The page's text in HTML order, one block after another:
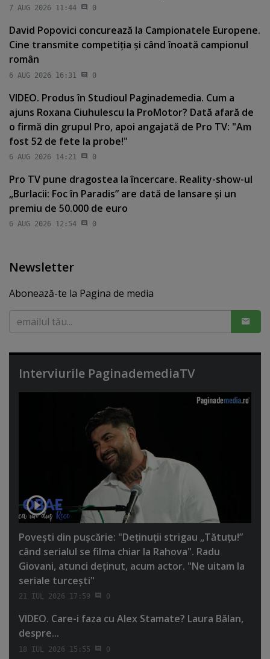
7 AUG 2026 11:44 0
David Popovici concurează la Campionatele Europene.
Cine transmite competiţia şi când înoată campionul
român
6 AUG 2026 16:31 0
VIDEO. Produs în Studioul Paginademedia. Cum a
ajuns Roxana Ciuhulescu la ProMotor? Dată afară de
o firmă din grupul Pro, apoi angajată de Pro TV: "Am
fost 52 de fete la probe!"
6 AUG 2026 14:21 0
Pro TV pune dragostea la încercare. Reality-show-ul
„Burlacii: Foc în Paradis” are dată de lansare şi un
premiu de 50.000 de euro
6 AUG 2026 12:54 0
Newsletter
Abonează-te la Pagina de media
Interviurile PaginademediaTV
Poveşti din puşcărie: "Deţinuţii strigau „Tătuţu!”
când serialul se filma chiar la Rahova". Radu
Giovani, atunci deţinut, acum actor. "Ne uitam la
seriale turceşti"
21 IUL 2026 17:59 0
VIDEO. Care-i faza cu Alex Stamate? Laura Bălan,
despre...
18 IUL 2026 15:55 0